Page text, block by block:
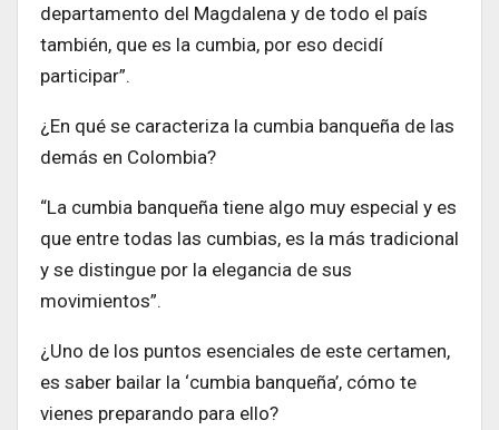
departamento del Magdalena y de todo el país
también, que es la cumbia, por eso decidí
participar”.
¿En qué se caracteriza la cumbia banqueña de las
demás en Colombia?
“La cumbia banqueña tiene algo muy especial y es
que entre todas las cumbias, es la más tradicional
y se distingue por la elegancia de sus
movimientos”.
¿Uno de los puntos esenciales de este certamen,
es saber bailar la ‘cumbia banqueña’, cómo te
vienes preparando para ello?